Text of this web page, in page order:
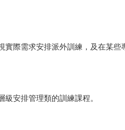
際需求安排派外訓練，及在某些
安排管理類的訓練課程。